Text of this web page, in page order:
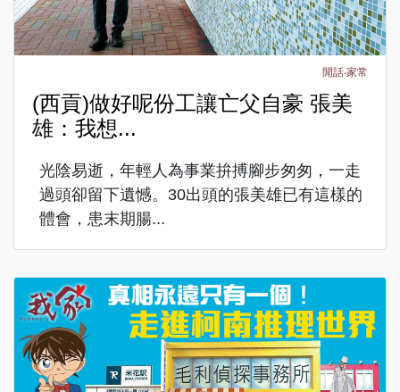
閒話‧家常
(西貢)做好呢份工讓亡父自豪 張美
雄：我想...
光陰易逝，年輕人為事業拚搏腳步匆匆，一走
過頭卻留下遺憾。30出頭的張美雄已有這樣的
體會，患末期腸...